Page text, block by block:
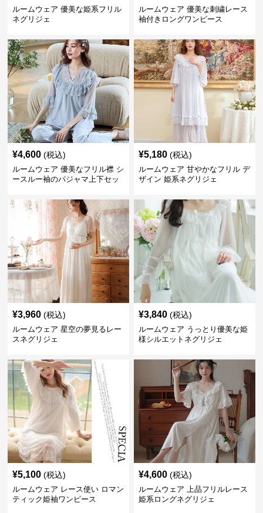
ルームウェア 優美な姫系フリル
ネグリジェ
ルームウェア 優美な刺繍レース
袖付きロングワンピース
¥4,600 (税込)
ルームウェア 優美なフリル襟 シ
ースルー袖のパジャマ上下セッ
¥5,180 (税込)
ルームウェア 甘やかなフリル デ
ザイン 姫系ネグリジェ
¥3,960 (税込)
ルームウェア 星空の夢見るレー
スネグリジェ
¥3,840 (税込)
ルームウェア うっとり優美な姫
様シルエットネグリジェ
¥5,100 (税込)
ルームウェア レース使い ロマン
ティック姫袖ワンピース
¥4,600 (税込)
ルームウェア 上品フリルレース
姫系ロングネグリジェ